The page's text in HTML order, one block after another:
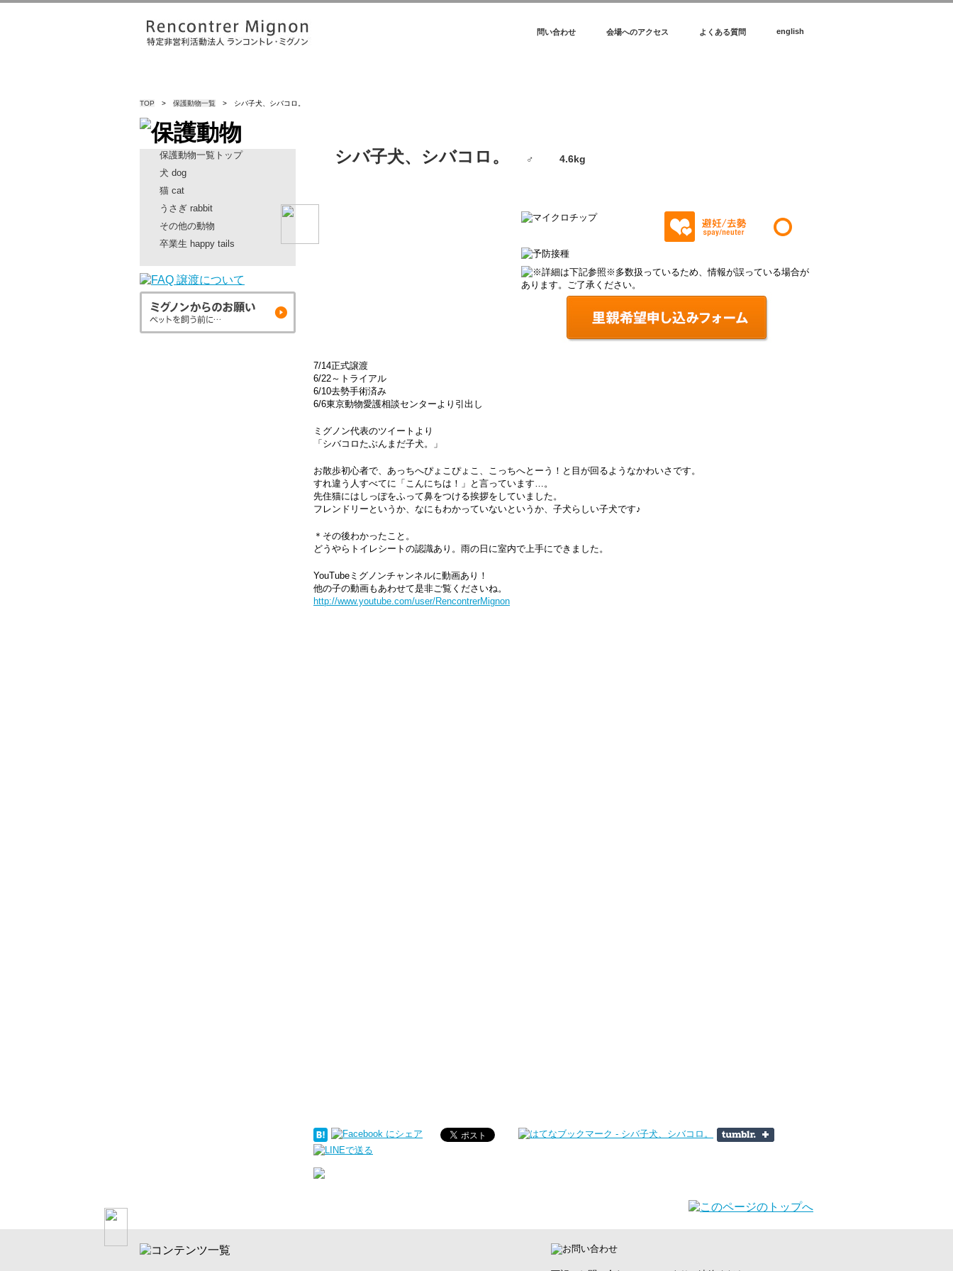
問い合わせ 会場へのアクセス よくある質問 english
TOP > 保護動物一覧 > シバ子犬、シバコロ。
保護動物一覧トップ
犬 dog
猫 cat
うさぎ rabbit
その他の動物
卒業生 happy tails
シバ子犬、シバコロ。 ♂ 4.6kg
7/14正式譲渡
6/22～トライアル
6/10去勢手術済み
6/6東京動物愛護相談センターより引出し
ミグノン代表のツイートより
「シバコロたぶんまだ子犬。」
お散歩初心者で、あっちへぴょこぴょこ、こっちへとーう！と目が回るようなかわいさです。
すれ違う人すべてに「こんにちは！」と言っています…。
先住猫にはしっぽをふって鼻をつける挨拶をしていました。
フレンドリーというか、なにもわかっていないというか、子犬らしい子犬です♪
＊その後わかったこと。
どうやらトイレシートの認識あり。雨の日に室内で上手にできました。
YouTubeミグノンチャンネルに動画あり！
他の子の動画もあわせて是非ご覧くださいね。
http://www.youtube.com/user/RencontrerMignon